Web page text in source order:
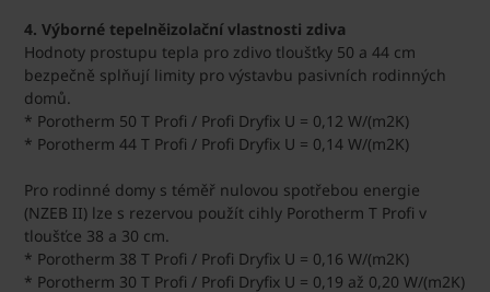
4. Výborné tepelněizolační vlastnosti zdiva
Hodnoty prostupu tepla pro zdivo tloušťky 50 a 44 cm
bezpečně splňují limity pro výstavbu pasivních rodinných
domů.
* ​Porotherm 50 T Profi / Profi Dryfix U = 0,12 W/(m2K)
* Porotherm 44 T Profi / Profi Dryfix U = 0,14 W/(m2K)​
Pro rodinné domy s téměř nulovou spotřebou energie
(NZEB II) lze s rezervou použít cihly Porotherm T Profi v
tloušťce 38 a 30 cm.
* Porotherm 38 T Profi / Profi Dryfix U = 0,16 W/(m2K)
* Porotherm 30 T Profi / Profi Dryfix U = 0,19 až 0,20 W/(m2K)